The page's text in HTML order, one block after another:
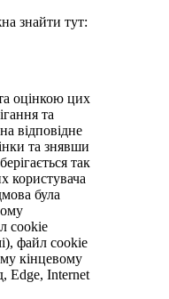
знайти тут:
оцінкою цих
та
відповідне
та знявши
так
користувача
була
cook­ie
файл cook­ie
кінцевому
Edge, Inter­net